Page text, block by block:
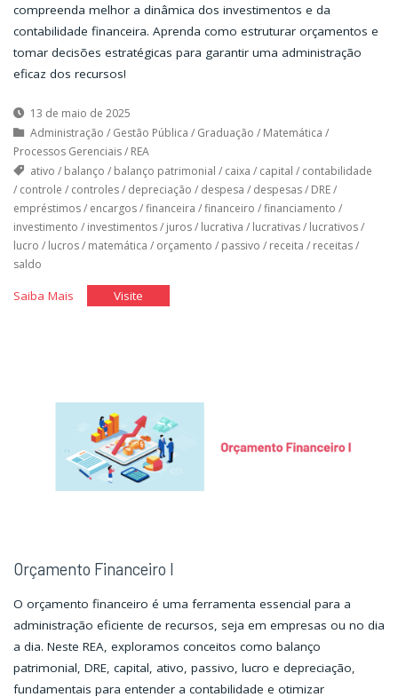
compreenda melhor a dinâmica dos investimentos e da
contabilidade financeira. Aprenda como estruturar orçamentos e
tomar decisões estratégicas para garantir uma administração
eficaz dos recursos!
13 de maio de 2025
Administração / Gestão Pública / Graduação / Matemática /
Processos Gerenciais/ REA
ativo / balanço / balanço patrimonial / caixa / capital / contabilidade
/ controle / controles/ depreciação / despesa / despesas/ DRE/
empréstimos/ encargos/financeira /financeiro /financiamento /
investimento / investimentos/ juros/ lucrativa / lucrativas/ lucrativos/
lucro / lucros/ matemática / orçamento / passivo / receita / receitas/
saldo
Saiba Mais"Orçamento
Visite"Orçamento
Orçamento Financeiro I
O orçamento financeiro é uma ferramenta essencial para a
administração eficiente de recursos, seja em empresas ou no dia
a dia. Neste REA, exploramos conceitos como balanço
patrimonial, DRE, capital, ativo, passivo, lucro e depreciação,
fundamentais para entender a contabilidade e otimizar